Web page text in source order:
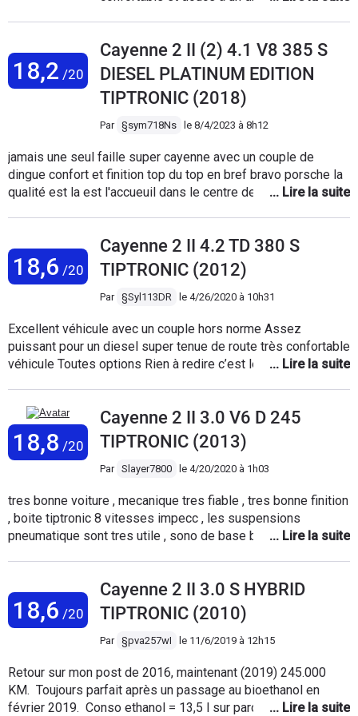
raisonnable si tranquille, autoroute 10.9L,
ville facile 15/16L...ce n'est pas si absurde
vu le poids et la puissance... Bref bon achat il
ne decote plus tant que ça si peu borné et
suivi....!
exigences d’un voyage long et varié avec
une simplicité déconcertante…. Vous l’avez
compris, je suis fan de Cayenne depuis
18,2 /20
Cayenne 2 II (2) 4.1 V8 385 S
DIESEL PLATINUM EDITION
TIPTRONIC (2018)
Par §sym718Ns le 8/4/2023 à 8h12
jamais une seul faille super cayenne avec un couple de
dingue confort et finition top du top en bref bravo porsche la
qualité est la est l'accueuil dans le centre de clermont
journée a tous et toutes
18,6 /20
Cayenne 2 II 4.2 TD 380 S
TIPTRONIC (2012)
Par §Syl113DR le 4/26/2020 à 10h31
Excellent véhicule avec un couple hors norme Assez
puissant pour un diesel super tenue de route très confortable
véhicule Toutes options Rien à redire c’est le pack sport
est super réactive c’est quasiment instantané le passage de
rapport Véhicule que je conseille pour Partir en vacances en
famille on peut avaler les kilomètres sans les sentir
18,8 /20
Cayenne 2 II 3.0 V6 D 245
TIPTRONIC (2013)
Par Slayer7800 le 4/20/2020 à 1h03
tres bonne voiture , mecanique tres fiable , tres bonne finition
, boite tiptronic 8 vitesses impecc , les suspensions
pneumatique sont tres utile , sono de base bonne , mais
plaquettes et disques = 3400€ , systeme d'echappement
complet ( fap et cata inclus ) en cas de deterioration 10.000€
) mais c'est les tarifs dans le reseau .
18,6 /20
Cayenne 2 II 3.0 S HYBRID
TIPTRONIC (2010)
Par §pva257wI le 11/6/2019 à 12h15
Retour sur mon post de 2016, maintenant (2019) 245.000
KM. Toujours parfait après un passage au bioethanol en
février 2019. Conso ethanol = 13,5 l sur parcours montagne